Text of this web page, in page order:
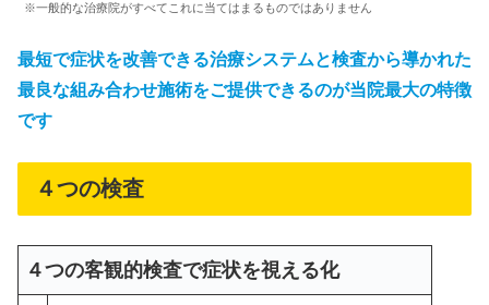
※一般的な治療院がすべてこれに当てはまるものではありません
最短で症状を改善できる治療システムと検査から導かれた
最良な組み合わせ施術をご提供できるのが当院最大の特徴
です
４つの検査
４つの客観的検査で症状を視える化